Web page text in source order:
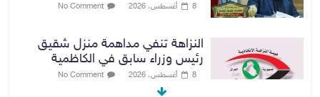
8 أغسطس، 2026 No Comment
النزاهة تنفي مداهمة منزل شقيق
رئيس وزراء سابق في الكاظمية
8 أغسطس، 2026 No Comment